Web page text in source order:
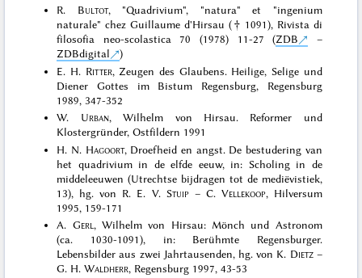
R. Bultot, "Quadrivium", "natura" et "ingenium
naturale" chez Guillaume d'Hirsau († 1091), Rivista di
filosofia neo-scolastica 70 (1978) 11-27 (ZDB
–
ZDBdigital
)
E. H. Ritter, Zeugen des Glaubens. Heilige, Selige und
Diener Gottes im Bistum Regensburg, Regensburg
1989, 347-352
W. Urban, Wilhelm von Hirsau. Reformer und
Klostergründer, Ostfildern 1991
H. N. Hagoort, Droefheid en angst. De bestudering van
het quadrivium in de elfde eeuw, in: Scholing in de
middeleeuwen (Utrechtse bijdragen tot de mediëvistiek,
13), hg. von R. E. V. Stuip– C. Vellekoop, Hilversum
1995, 159-171
A. Gerl , Wilhelm von Hirsau: Mönch und Astronom
(ca. 1030-1091), in: Berühmte Regensburger.
Lebensbilder aus zwei Jahrtausenden, hg. von K. Dietz–
G. H.Waldherr, Regensburg 1997, 43-53